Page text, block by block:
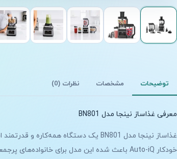
توضیحات مشخصات نظرات (0)
معرفی غذاساز نینجا مدل BN801